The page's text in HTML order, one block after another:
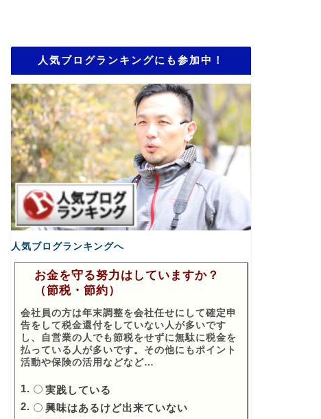
人気ブログランキングにも参加中！
人気ブログランキングへ
お金を守る努力はしていますか？
（節税・節約）
会社員の方は年末調整を会社任せにして確定申
告をして税金還付をしていない人が多いです
し、自営業の人でも節税をせずに無駄に税金を
払っている人が多いです。その他にもポイント
活動や保険の活用などなど…
実践している
興味はあるけど出来ていない